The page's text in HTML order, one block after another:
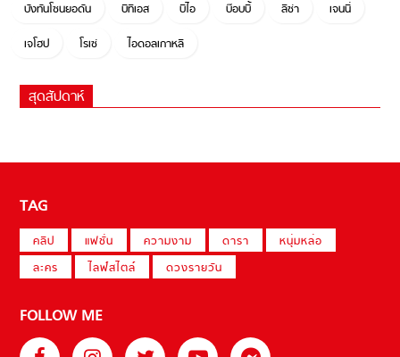
บังทันโซนยอดัน
บีทีเอส บีไอ บ๊อบบี้ ลิซ่า
เจนนี่
เจโฮป
โรเซ่ ไอดอลเกาหลี
สุดสัปดาห์
TAG
คลิป แฟชั่น ความงาม ดารา
หนุ่มหล่อ
ละคร
ไลฟ์สไตล์ ดวงรายวัน
FOLLOW ME